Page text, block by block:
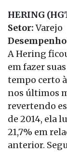
HERING
Setor:Varejo
A Hering
em fazer
tempo certo
nos últimos
revertendo
de 2014, ela
21,7% em
anterior.